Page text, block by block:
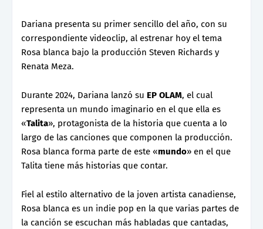
Dariana presenta su primer sencillo del año, con su
correspondiente videoclip, al estrenar hoy el tema
Rosa blanca bajo la producción Steven Richards y
Renata Meza.
Durante 2024, Dariana lanzó su EP OLAM, el cual
representa un mundo imaginario en el que ella es
«Talita», protagonista de la historia que cuenta a lo
largo de las canciones que componen la producción.
Rosa blanca forma parte de este «mundo» en el que
Talita tiene más historias que contar.
Fiel al estilo alternativo de la joven artista canadiense,
Rosa blanca es un indie pop en la que varias partes de
la canción se escuchan más habladas que cantadas,